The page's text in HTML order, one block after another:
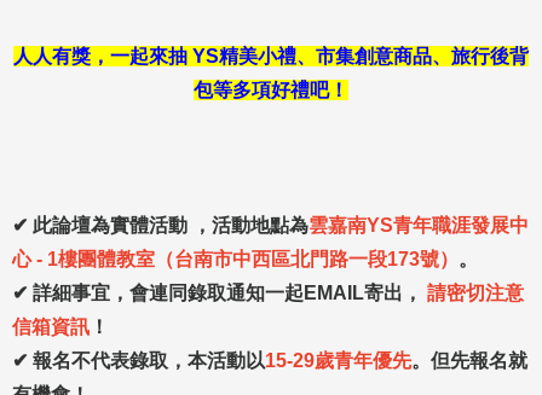
人人有獎，一起來抽 YS精美小禮、市集創意商品、旅行後背
包等多項好禮吧！
✔ 此論壇為實體活動 ，活動地點為雲嘉南YS青年職涯發展中
心 - 1樓團體教室（台南市中西區北門路一段173號） 。
✔ 詳細事宜，會連同錄取通知一起EMAIL寄出， 請密切注意
信箱資訊 ！
✔ 報名不代表錄取，本活動以15-29歲青年優先。但先報名就